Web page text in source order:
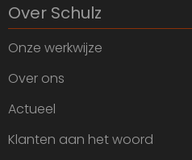
Over Schulz
Onze werkwijze
Over ons
Actueel
Klanten aan het woord